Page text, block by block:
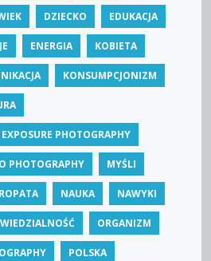
DZIECKO EDUKACJA
ENERGIA KOBIETA
KONSUMPCJONIZM
PHOTOGRAPHY
PHOTOGRAPHY MYŚLI
NAUKA NAWYKI
ORGANIZM
POLSKA